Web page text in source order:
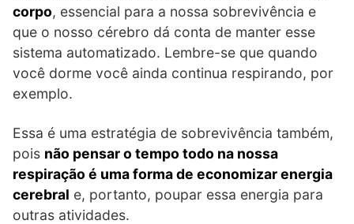
corpo, essencial para a nossa sobrevivência e
que o nosso cérebro dá conta de manter esse
sistema automatizado. Lembre-se que quando
você dorme você ainda continua respirando, por
exemplo.
Essa é uma estratégia de sobrevivência também,
pois não pensar o tempo todo na nossa
respiração é uma forma de economizar energia
cerebral e, portanto, poupar essa energia para
outras atividades.